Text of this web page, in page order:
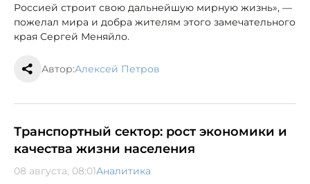
Россией строит свою дальнейшую мирную жизнь», —
пожелал мира и добра жителям этого замечательного
края Сергей Меняйло.
Автор:Алексей Петров
Транспортный сектор: рост экономики и
качества жизни населения
08 августа, 08:01Аналитика